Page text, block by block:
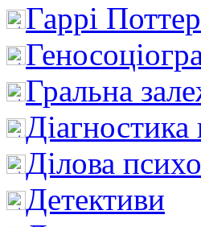
Гаррі Поттер
Гральна
Ділова
Детективи